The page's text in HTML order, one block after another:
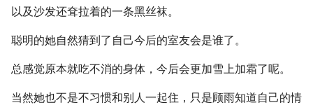
以及沙发还耷拉着的一条黑丝袜。
聪明的她自然猜到了自己今后的室友会是谁了。
总感觉原本就吃不消的身体，今后会更加雪上加霜了呢。
当然她也不是不习惯和别人一起住，只是顾雨知道自己的情